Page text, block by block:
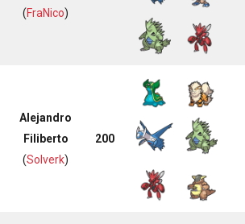
(FraNico)
Alejandro
Filiberto
(Solverk)
200